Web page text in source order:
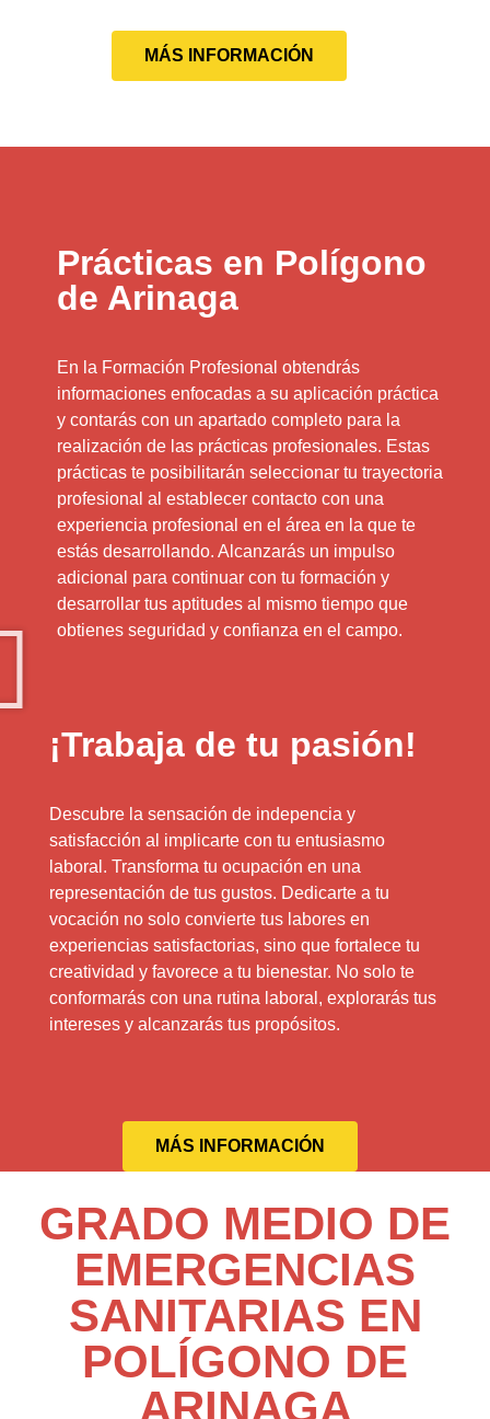
MÁS INFORMACIÓN
Prácticas en Polígono
de Arinaga
En la Formación Profesional obtendrás
informaciones enfocadas a su aplicación práctica
y contarás con un apartado completo para la
realización de las prácticas profesionales. Estas
prácticas te posibilitarán seleccionar tu trayectoria
profesional al establecer contacto con una
experiencia profesional en el área en la que te
estás desarrollando. Alcanzarás un impulso
adicional para continuar con tu formación y
desarrollar tus aptitudes al mismo tiempo que
obtienes seguridad y confianza en el campo.
¡Trabaja de tu pasión!
Descubre la sensación de indepencia y
satisfacción al implicarte con tu entusiasmo
laboral. Transforma tu ocupación en una
representación de tus gustos. Dedicarte a tu
vocación no solo convierte tus labores en
experiencias satisfactorias, sino que fortalece tu
creatividad y favorece a tu bienestar. No solo te
conformarás con una rutina laboral, explorarás tus
intereses y alcanzarás tus propósitos.
MÁS INFORMACIÓN
GRADO MEDIO DE
EMERGENCIAS
SANITARIAS EN
POLÍGONO DE
ARINAGA